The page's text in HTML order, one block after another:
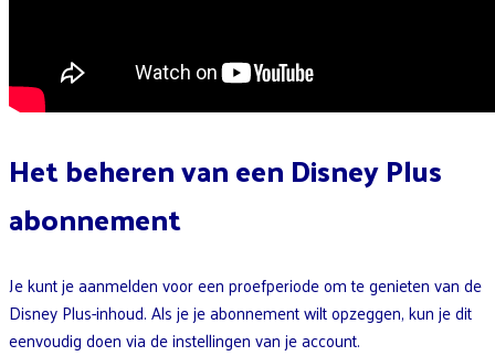
Het beheren van een Disney Plus
abonnement
Je kunt je aanmelden voor een proefperiode om te genieten van de
Disney Plus-inhoud. Als je je abonnement wilt opzeggen, kun je dit
eenvoudig doen via de instellingen van je account.